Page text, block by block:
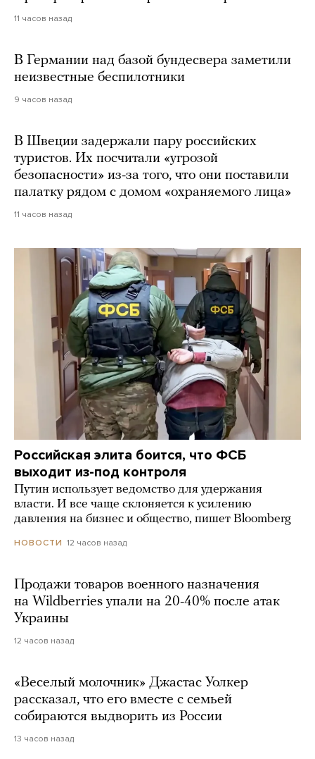
11 часов назад
В Германии над базой бундесвера заметили
неизвестные беспилотники
9 часов назад
В Швеции задержали пару российских
туристов. Их посчитали «угрозой
безопасности» из-за того, что они поставили
палатку рядом с домом «охраняемого лица»
11 часов назад
Российская элита боится, что ФСБ
выходит из-под контроля
Путин использует ведомство для удержания
власти. И все чаще склоняется к усилению
давления на бизнес и общество, пишет Bloomberg
НОВОСТИ 12 часов назад
Продажи товаров военного назначения
на Wildberries упали на 20-40% после атак
Украины
12 часов назад
«Веселый молочник» Джастас Уолкер
рассказал, что его вместе с семьей
собираются выдворить из России
13 часов назад